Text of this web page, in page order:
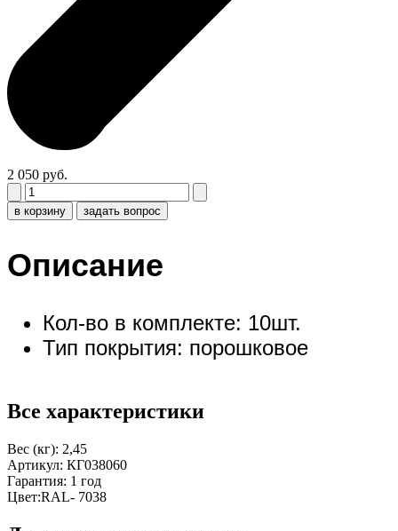
2 050 руб.
в корзину задать вопрос
Описание
Кол-во в комплекте: 10шт.
Тип покрытия: порошковое
Все характеристики
Вес (кг): 2,45
Артикул: КГ038060
Гарантия: 1 год
Цвет:RAL- 7038